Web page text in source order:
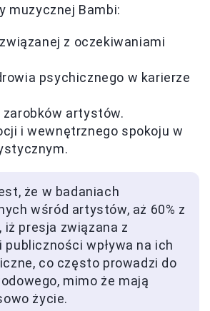
muzycznej Bambi:
z oczekiwaniami
psychicznego w karierze
zarobków artystów.
i wewnętrznego spokoju w
że w badaniach
wśród artystów, aż 60% z
iż presja związana z
publiczności wpływa na ich
co często prowadzi do
mimo że mają
życie.